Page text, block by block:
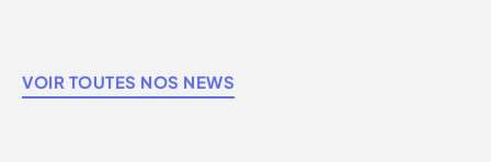
VOIR TOUTES NOS NEWS